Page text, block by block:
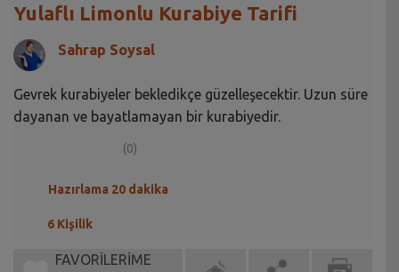
Yulaflı Limonlu Kurabiye Tarifi
Sahrap Soysal
Gevrek kurabiyeler bekledikçe güzelleşecektir. Uzun süre
dayanan ve bayatlamayan bir kurabiyedir.
(0)
Hazırlama 20 dakika
6 Kişilik
FAVORİLERİME